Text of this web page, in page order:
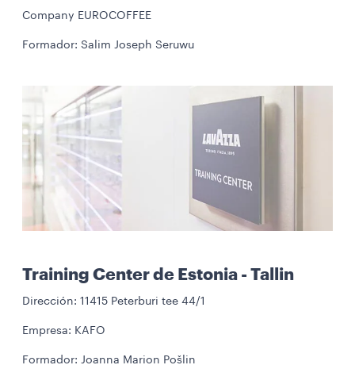
Company EUROCOFFEE
Formador: Salim Joseph Seruwu
Training Center de Estonia - Tallin
Dirección: 11415 Peterburi tee 44/1
Empresa: KAFO
Formador: Joanna Marion Pošlin